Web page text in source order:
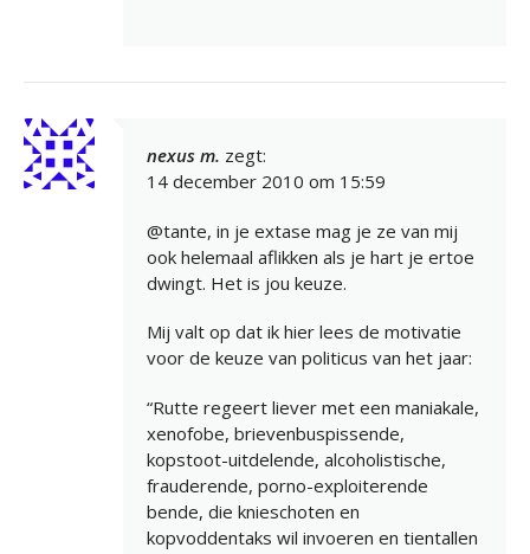
nexus m. zegt:
14 december 2010 om 15:59
@tante, in je extase mag je ze van mij
ook helemaal aflikken als je hart je ertoe
dwingt. Het is jou keuze.
Mij valt op dat ik hier lees de motivatie
voor de keuze van politicus van het jaar:
“Rutte regeert liever met een maniakale,
xenofobe, brievenbuspissende,
kopstoot-uitdelende, alcoholistische,
frauderende, porno-exploiterende
bende, die knieschoten en
kopvoddentaks wil invoeren en tientallen